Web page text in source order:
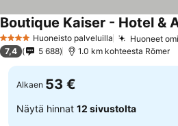
4 TähtiluokitusHuoneisto palveluilla Huoneet
Boutique Kaiser - Hotel &
7,4 5 688 1.0 km kohteesta Römer
Alkaen 53 €
Näytä hinnat 12 sivustolta